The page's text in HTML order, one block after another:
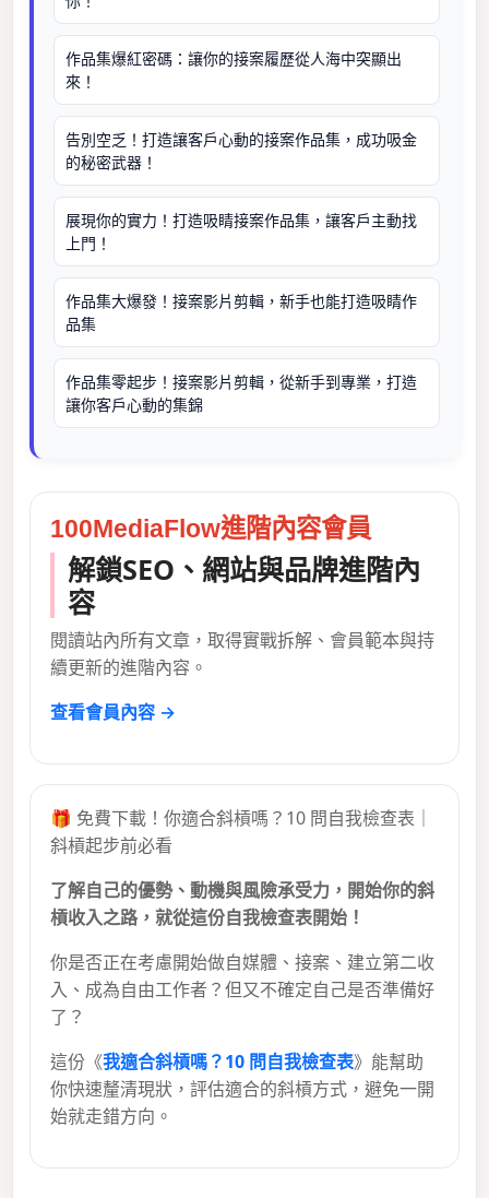
作品集爆紅密碼：讓你的接案履歷從人海中突顯出
來！
告別空乏！打造讓客戶心動的接案作品集，成功吸金
的秘密武器！
展現你的實力！打造吸睛接案作品集，讓客戶主動找
上門！
作品集大爆發！接案影片剪輯，新手也能打造吸睛作
品集
作品集零起步！接案影片剪輯，從新手到專業，打造
讓你客戶心動的集錦
100MediaFlow進階內容會員
解鎖SEO、網站與品牌進階內
容
閱讀站內所有文章，取得實戰拆解、會員範本與持
續更新的進階內容。
查看會員內容 →
🎁 免費下載！你適合斜槓嗎？10 問自我檢查表｜
斜槓起步前必看
了解自己的優勢、動機與風險承受力，開始你的斜
槓收入之路，就從這份自我檢查表開始！
你是否正在考慮開始做自媒體、接案、建立第二收
入、成為自由工作者？但又不確定自己是否準備好
了？
這份《我適合斜槓嗎？10 問自我檢查表》能幫助
你快速釐清現狀，評估適合的斜槓方式，避免一開
始就走錯方向。